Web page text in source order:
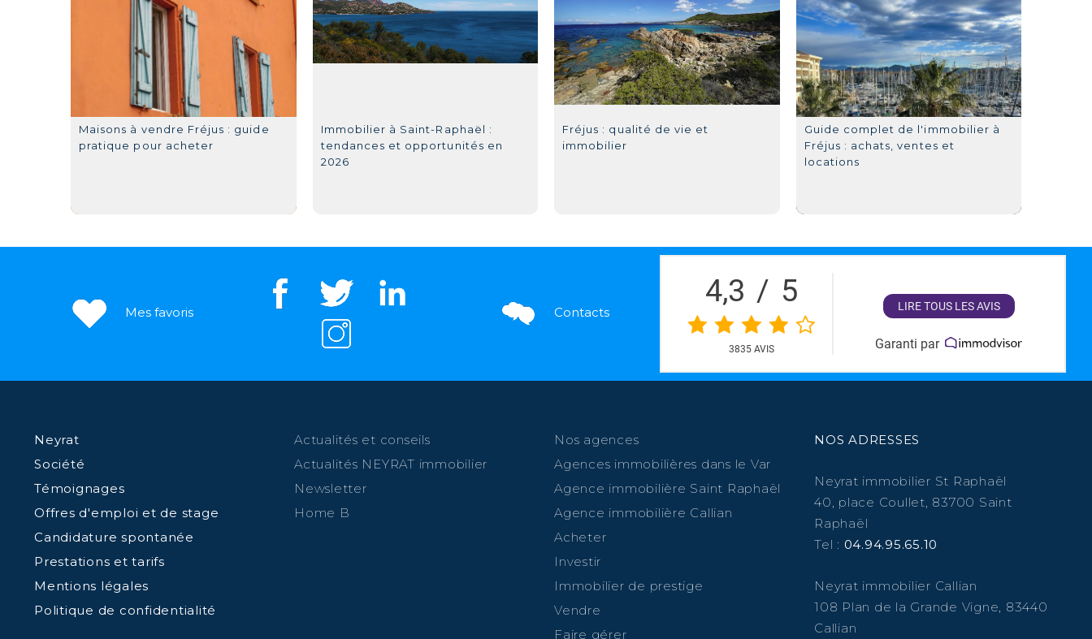
Maisons à vendre Fréjus : guide
pratique pour acheter
Immobilier à Saint-Raphaël :
tendances et opportunités en
2026
Fréjus : qualité de vie et
immobilier
Guide complet de l'immobilier à
Fréjus : achats, ventes et
locations
Mes favoris Contacts
4,3 / 5
3835 AVIS
LIRE TOUS LES AVIS
Garanti par
Neyrat
Société
Témoignages
Offres d'emploi et de stage
Candidature spontanée
Prestations et tarifs
Mentions légales
Politique de confidentialité
Actualités et conseils
Actualités NEYRAT immobilier
Newsletter
Home B
Nos agences
Agences immobilières dans le Var
Agence immobilière Saint Raphaël
Agence immobilière Callian
Acheter
Investir
Immobilier de prestige
Vendre
Faire gérer
NOS ADRESSES
Neyrat immobilier St Raphaël
40, place Coullet, 83700 Saint
Raphaël
Tel : 04.94.95.65.10
Neyrat immobilier Callian
108 Plan de la Grande Vigne, 83440
Callian